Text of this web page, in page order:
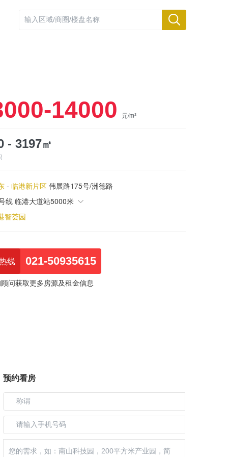
14000 元/m²
- 3197㎡
- 临港新片区 伟展路175号/洲德路
线 临港大道站5000米
智荟园
线 021-50935615
问获取更多房源及租金信息
预约看房